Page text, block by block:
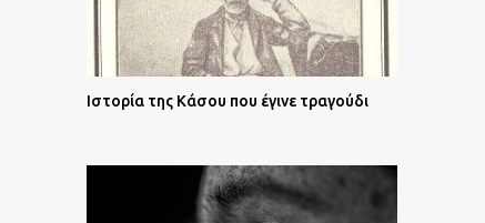
Ιστορία της Κάσου που έγινε τραγούδι